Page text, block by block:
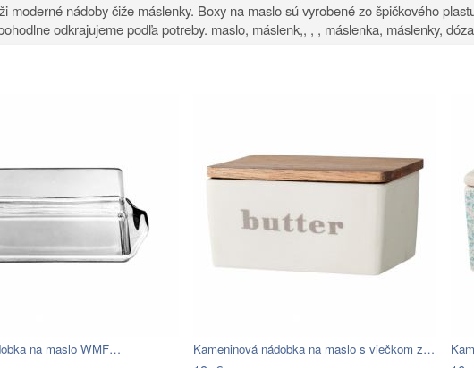
moderné nádoby čiže máslenky. Boxy na maslo sú vyrobené zo špičkového
odkrajujeme podľa potreby. maslo, máslenk,, , , máslenka, máslenky,
na maslo WMF… Kameninová nádobka na maslo s viečkom z…